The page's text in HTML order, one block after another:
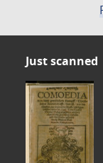
Just scanned